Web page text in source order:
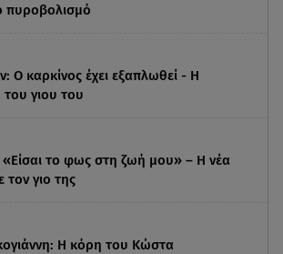
πυροβολισμό
Ο καρκίνος έχει εξαπλωθεί - Η
γιου του
το φως στη ζωή μου» – Η νέα
γιο της
Η κόρη του Κώστα